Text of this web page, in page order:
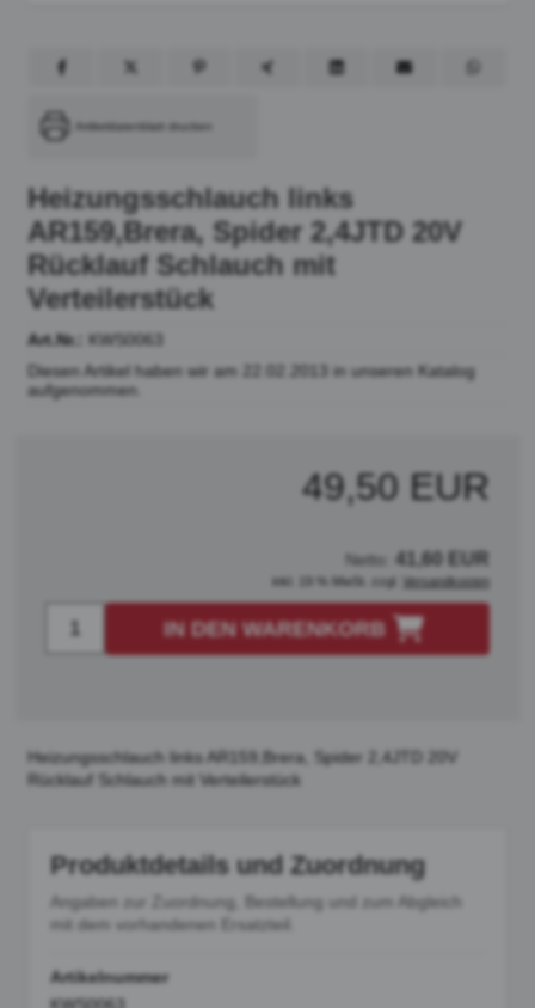
Artikeldatenblatt drucken
Heizungsschlauch links
AR159,Brera, Spider 2,4JTD 20V
Rücklauf Schlauch mit
Verteilerstück
Art.Nr.:
KWS0063
Diesen Artikel haben wir am 22.02.2013 in unseren Katalog
aufgenommen.
49,50 EUR
Netto: 41,60 EUR
inkl. 19 % MwSt. zzgl. Versandkosten
IN DEN WARENKORB
Heizungsschlauch links AR159,Brera, Spider 2,4JTD 20V
Rücklauf Schlauch mit Verteilerstück
Produktdetails und Zuordnung
Angaben zur Zuordnung, Bestellung und zum Abgleich
mit dem vorhandenen Ersatzteil.
Artikelnummer
KWS0063